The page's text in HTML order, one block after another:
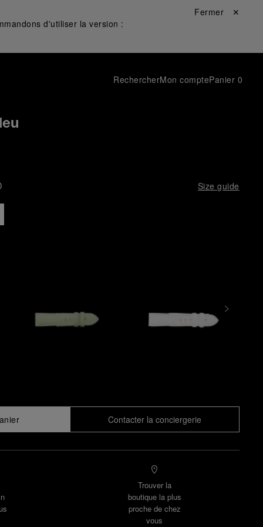
d'utiliser la version :
Fermer ✕
RechercherMon comptePanier 0
Size guide
Contacter la conciergerie
Trouver la
boutique la plus
proche de chez
vous